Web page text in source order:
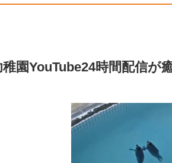
園YouTube24時間配信が